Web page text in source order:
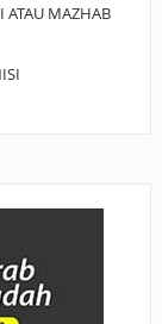
ATAU MAZHAB